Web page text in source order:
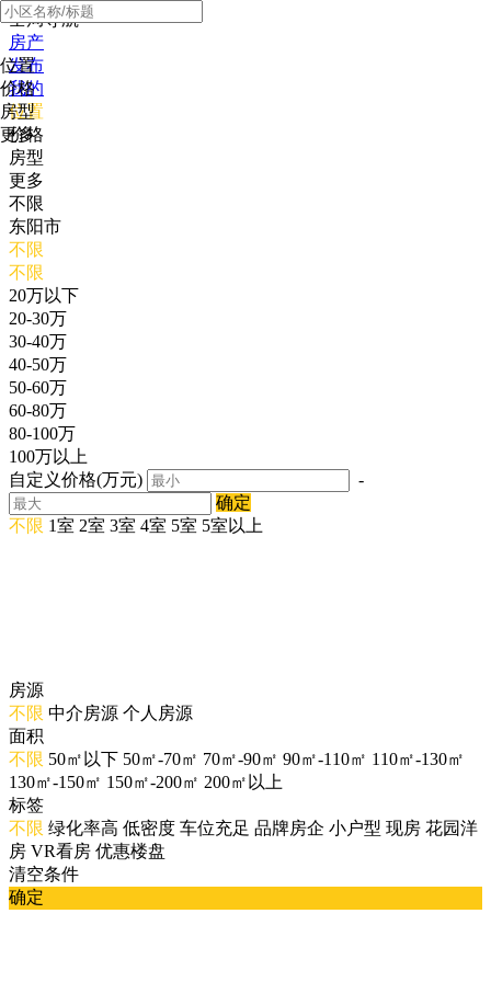
全局导航
房产
发布
我的
位置
价格
房型
更多
位置
价格
房型
更多
不限
东阳市
不限
不限
20万以下
20-30万
30-40万
40-50万
50-60万
60-80万
80-100万
100万以上
自定义价格(万元)
-
确定
不限 1室 2室 3室 4室 5室 5室以上
房源
不限 中介房源 个人房源
面积
不限 50㎡以下 50㎡-70㎡ 70㎡-90㎡ 90㎡-110㎡ 110㎡-130㎡
130㎡-150㎡ 150㎡-200㎡ 200㎡以上
标签
不限 绿化率高 低密度 车位充足 品牌房企 小户型 现房 花园洋
房 VR看房 优惠楼盘
清空条件
确定